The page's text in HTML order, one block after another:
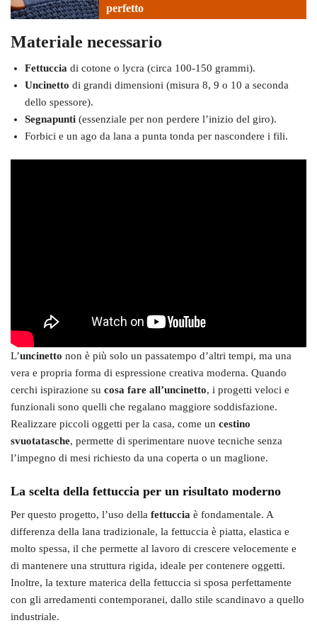
perfetto
Materiale necessario
Fettuccia di cotone o lycra (circa 100-150 grammi).
Uncinetto di grandi dimensioni (misura 8, 9 o 10 a seconda
dello spessore).
Segnapunti (essenziale per non perdere l’inizio del giro).
Forbici e un ago da lana a punta tonda per nascondere i fili.
L’uncinetto non è più solo un passatempo d’altri tempi, ma una
vera e propria forma di espressione creativa moderna. Quando
cerchi ispirazione su cosa fare all’uncinetto, i progetti veloci e
funzionali sono quelli che regalano maggiore soddisfazione.
Realizzare piccoli oggetti per la casa, come un cestino
svuotatasche, permette di sperimentare nuove tecniche senza
l’impegno di mesi richiesto da una coperta o un maglione.
La scelta della fettuccia per un risultato moderno
Per questo progetto, l’uso della fettuccia è fondamentale. A
differenza della lana tradizionale, la fettuccia è piatta, elastica e
molto spessa, il che permette al lavoro di crescere velocemente e
di mantenere una struttura rigida, ideale per contenere oggetti.
Inoltre, la texture materica della fettuccia si sposa perfettamente
con gli arredamenti contemporanei, dallo stile scandinavo a quello
industriale.